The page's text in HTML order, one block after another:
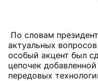
По словам
актуальных
особый акцент был
цепочек
передовых